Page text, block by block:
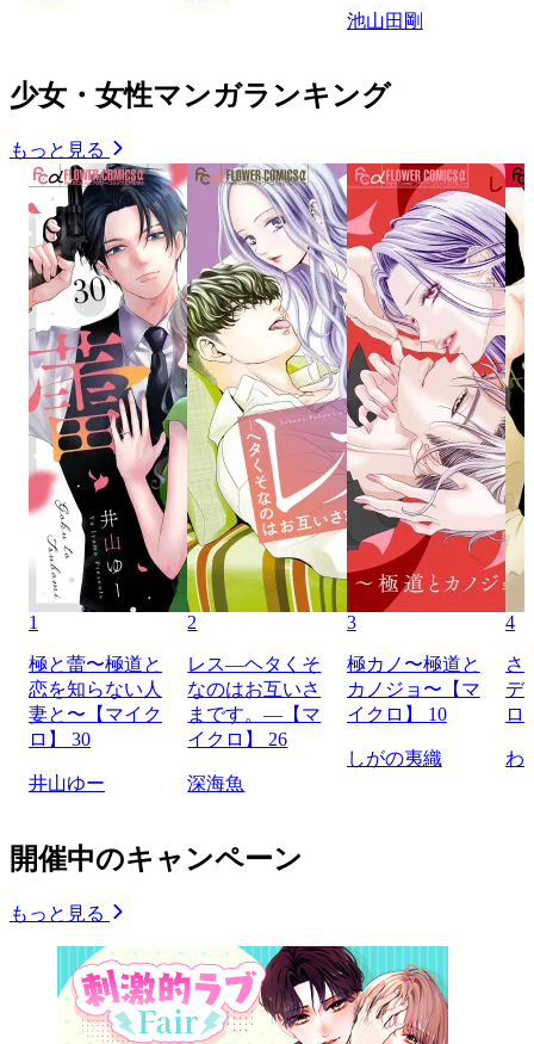
池山田剛
少女・女性マンガランキング
もっと見る
1
極と蕾〜極道と
恋を知らない人
妻と〜【マイク
ロ】 30
井山ゆー
2
レス―ヘタくそ
なのはお互いさ
まです。―【マ
イクロ】 26
深海魚
3
極カノ〜極道と
カノジョ〜【マ
イクロ】 10
しがの夷織
4
さ
デ
ロ
わ
開催中のキャンペーン
もっと見る